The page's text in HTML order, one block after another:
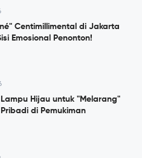
Centimillimental di Jakarta
Emosional Penonton!
Hijau untuk "Melarang"
di Pemukiman